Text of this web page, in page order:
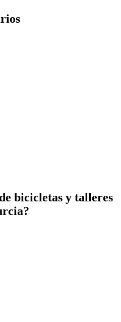
bicicletas y talleres